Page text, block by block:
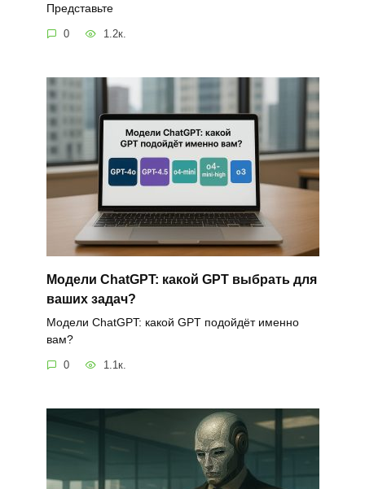
Представьте
0 1.2к.
Модели ChatGPT: какой GPT выбрать для
ваших задач?
Модели ChatGPT: какой GPT подойдёт именно
вам?
0 1.1к.